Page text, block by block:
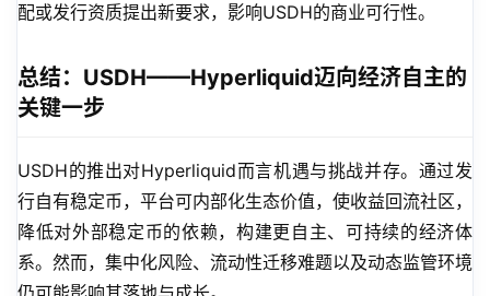
配或发行资质提出新要求，影响USDH的商业可行性。
总结：USDH——Hyperliquid迈向经济自主的
关键一步
USDH的推出对Hyperliquid而言机遇与挑战并存。通过发
行自有稳定币，平台可内部化生态价值，使收益回流社区，
降低对外部稳定币的依赖，构建更自主、可持续的经济体
系。然而，集中化风险、流动性迁移难题以及动态监管环境